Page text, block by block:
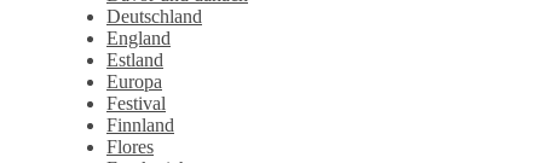
Deutschland
England
Estland
Europa
Festival
Finnland
Flores